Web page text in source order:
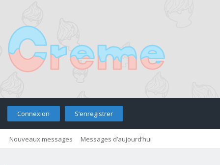
Connexion S’enregistrer
Nouveaux messages Messages d’aujourd’hui